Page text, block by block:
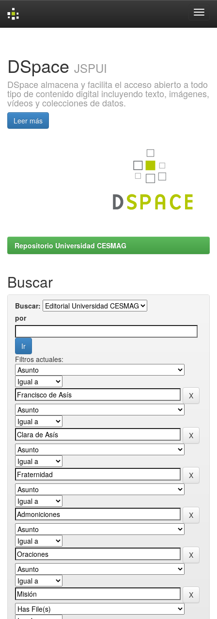
DSpace JSPUI
DSpace almacena y facilita el acceso abierto a todo
tipo de contenido digital incluyendo texto, imágenes,
vídeos y colecciones de datos.
Leer más
Repositorio Universidad CESMAG
Buscar
Buscar:
por
Filtros actuales: